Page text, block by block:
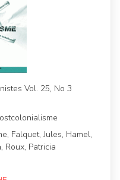
Vol. 25, No 3
Falquet, Jules, Hamel,
Roux, Patricia